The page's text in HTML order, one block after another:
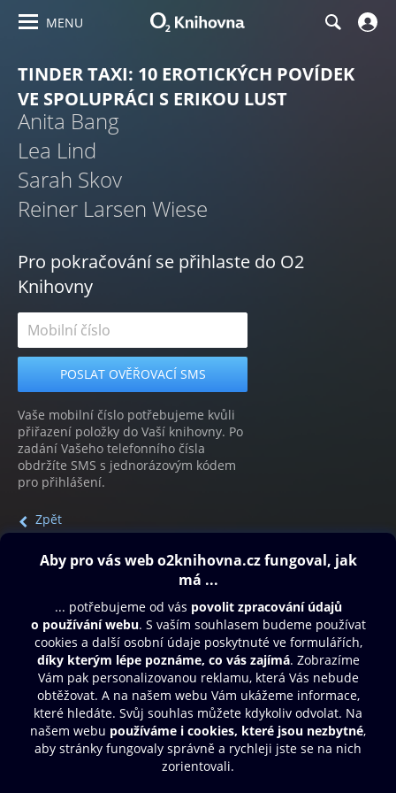
MENU
TINDER TAXI: 10 EROTICKÝCH POVÍDEK
VE SPOLUPRÁCI S ERIKOU LUST
Anita Bang
Lea Lind
Sarah Skov
Reiner Larsen Wiese
Pro pokračování se přihlaste do O2
Knihovny
Vaše mobilní číslo potřebujeme kvůli
přiřazení položky do Vaší knihovny. Po
zadání Vašeho telefonního čísla
obdržíte SMS s jednorázovým kódem
pro přihlášení.
Zpět
Obsah ke stažení
Moje O2 Knihovna
Další zábava
© O2 Czech Republic a.s.